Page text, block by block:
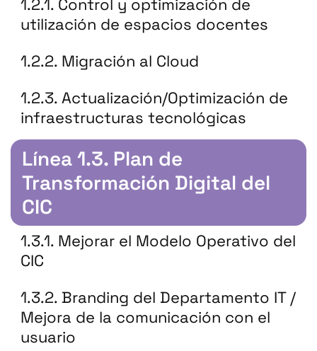
1.2.1. Control y optimización de
utilización de espacios docentes
1.2.2. Migración al Cloud
1.2.3. Actualización/Optimización de
infraestructuras tecnológicas
Línea 1.3. Plan de
Transformación Digital del
CIC
1.3.1. Mejorar el Modelo Operativo del
CIC
1.3.2. Branding del Departamento IT /
Mejora de la comunicación con el
usuario